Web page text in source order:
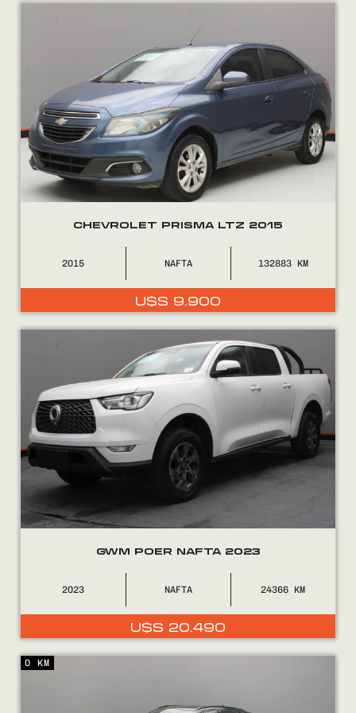
Encontranos en
CHEVROLET PRISMA LTZ 2015
2015 NAFTA 132883
U$S 9.900
GWM POER NAFTA 2023
2023 NAFTA 24366
U$S 20.490
0 KM